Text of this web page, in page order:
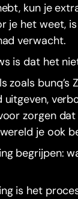
kun je
je het weet,
verwacht.
is dat het
zoals bunq’s
zorgen
je ook
begrijpen:
is het